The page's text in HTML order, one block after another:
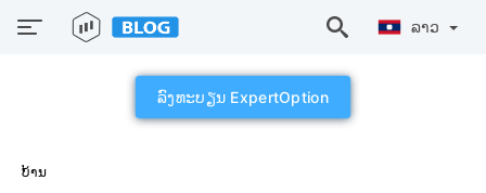
ລາວ
ລົງທະບຽນ ExpertOption
ບ້ານ